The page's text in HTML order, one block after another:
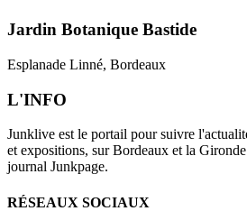
Jardin Botanique Bastide
Esplanade Linné, Bordeaux
L'INFO
Junklive est le portail pour suivre
et expositions, sur Bordeaux et la
journal Junkpage.
RÉSEAUX SOCIAUX